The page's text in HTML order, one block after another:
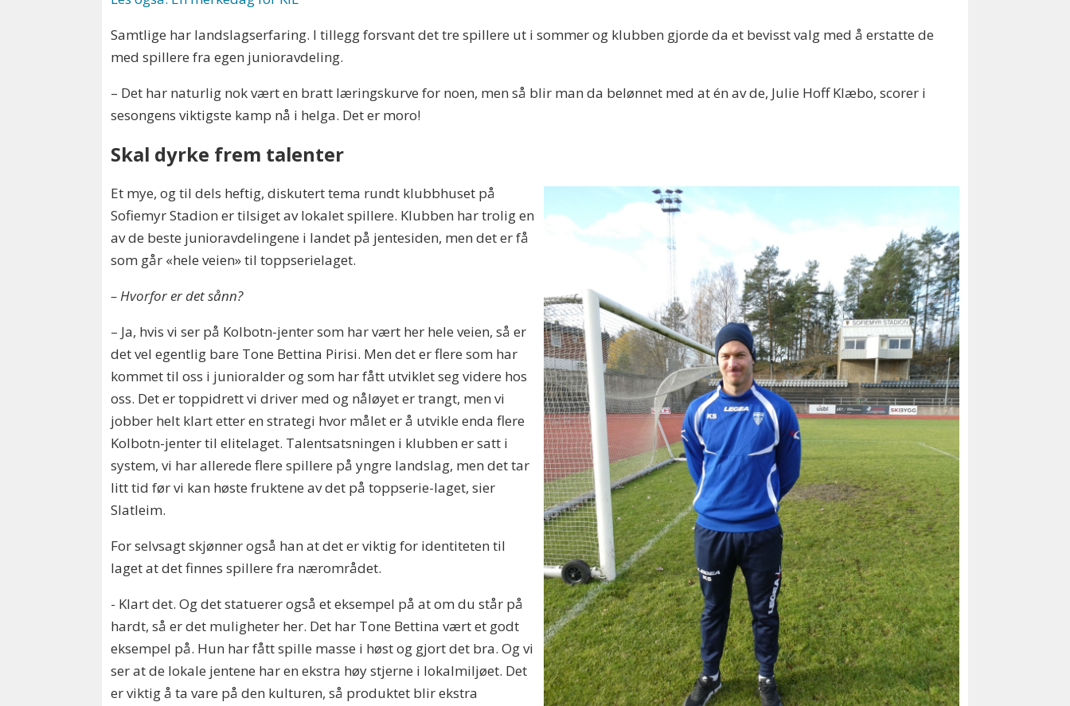
Samtlige har landslagserfaring. I tillegg forsvant det tre spillere ut i sommer og klubben gjorde da et bevisst valg med å erstatte de
med spillere fra egen junioravdeling.
– Det har naturlig nok vært en bratt læringskurve for noen, men så blir man da belønnet med at én av de, Julie Hoff Klæbo, scorer i
sesongens viktigste kamp nå i helga. Det er moro!
Skal dyrke frem talenter
Et mye, og til dels heftig, diskutert tema rundt klubbhuset på
Sofiemyr Stadion er tilsiget av lokalet spillere. Klubben har trolig en
av de beste junioravdelingene i landet på jentesiden, men det er få
som går «hele veien» til toppserielaget.
– Hvorfor er det sånn?
– Ja, hvis vi ser på Kolbotn-jenter som har vært her hele veien, så er
det vel egentlig bare Tone Bettina Pirisi. Men det er flere som har
kommet til oss i junioralder og som har fått utviklet seg videre hos
oss. Det er toppidrett vi driver med og nåløyet er trangt, men vi
jobber helt klart etter en strategi hvor målet er å utvikle enda flere
Kolbotn-jenter til elitelaget. Talentsatsningen i klubben er satt i
system, vi har allerede flere spillere på yngre landslag, men det tar
litt tid før vi kan høste fruktene av det på toppserie-laget, sier
Slatleim.
For selvsagt skjønner også han at det er viktig for identiteten til
laget at det finnes spillere fra nærområdet.
- Klart det. Og det statuerer også et eksempel på at om du står på
hardt, så er det muligheter her. Det har Tone Bettina vært et godt
eksempel på. Hun har fått spille masse i høst og gjort det bra. Og vi
ser at de lokale jentene har en ekstra høy stjerne i lokalmiljøet. Det
er viktig å ta vare på den kulturen, så produktet blir ekstra